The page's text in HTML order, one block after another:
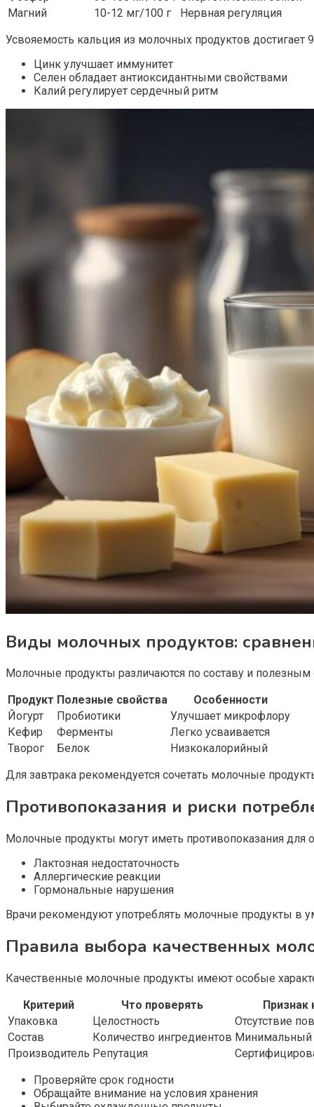
Магний
10-12 мг/100 г
Нервная регуляция
Усвояемость кальция из молочных продуктов достигает
Цинк улучшает иммунитет
Селен обладает антиоксидантными свойствами
Калий регулирует сердечный ритм
Виды молочных продуктов:
Молочные продукты различаются по составу и
Продукт Полезные свойства
Особенности
Йогурт
Пробиотики
Улучшает микрофлору
Кефир
Ферменты
Легко усваивается
Творог
Белок
Низкокалорийный
Для завтрака рекомендуется сочетать молочные
Противопоказания и риски
Молочные продукты могут иметь противопоказания
Лактозная недостаточность
Аллергические реакции
Гормональные нарушения
Врачи рекомендуют употреблять молочные продукты в
Правила выбора качественных
Качественные молочные продукты имеют особые
Критерий
Что проверять
Признак
Упаковка
Целостность
Отсутствие
Состав
Количество ингредиентов Минимальный
Производитель Репутация
Проверяйте срок годности
Обращайте внимание на условия хранения